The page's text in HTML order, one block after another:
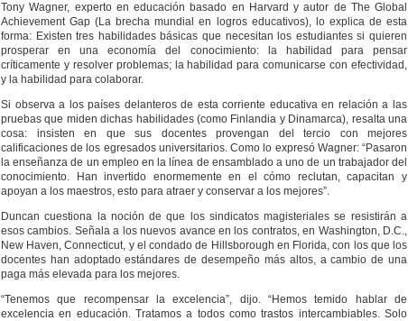
Tony Wagner, experto en educación basado en Harvard y autor de The Global
Achievement Gap (La brecha mundial en logros educativos), lo explica de esta
forma: Existen tres habilidades básicas que necesitan los estudiantes si quieren
prosperar en una economía del conocimiento: la habilidad para pensar
críticamente y resolver problemas; la habilidad para comunicarse con efectividad,
y la habilidad para colaborar.
Si observa a los países delanteros de esta corriente educativa en relación a las
pruebas que miden dichas habilidades (como Finlandia y Dinamarca), resalta una
cosa: insisten en que sus docentes provengan del tercio con mejores
calificaciones de los egresados universitarios. Como lo expresó Wagner: “Pasaron
la enseñanza de un empleo en la línea de ensamblado a uno de un trabajador del
conocimiento. Han invertido enormemente en el cómo reclutan, capacitan y
apoyan a los maestros, esto para atraer y conservar a los mejores”.
Duncan cuestiona la noción de que los sindicatos magisteriales se resistirán a
esos cambios. Señala a los nuevos avance en los contratos, en Washington, D.C.,
New Haven, Connecticut, y el condado de Hillsborough en Florida, con los que los
docentes han adoptado estándares de desempeño más altos, a cambio de una
paga más elevada para los mejores.
“Tenemos que recompensar la excelencia”, dijo. “Hemos temido hablar de
excelencia en educación. Tratamos a todos como trastos intercambiables. Solo